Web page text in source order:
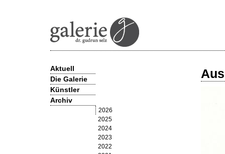
Aktuell
Die Galerie
Künstler
Barbara Armbruster
Hans-Matthäus Bachmayer
Hans-Bernhard Becker
Celia Brown
Lisa Enderli
Archiv
2026
2025
2024
2023
2022